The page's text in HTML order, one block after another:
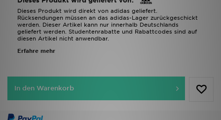
Dieses Produkt wird direkt von adidas geliefert.
Rücksendungen müssen an das adidas-Lager zurückgeschickt
werden. Dieser Artikel kann nur innerhalb Deutschlands
geliefert werden. Studentenrabatte und Rabattcodes sind auf
diesen Artikel nicht anwendbar.
Erfahre mehr
In den Warenkorb